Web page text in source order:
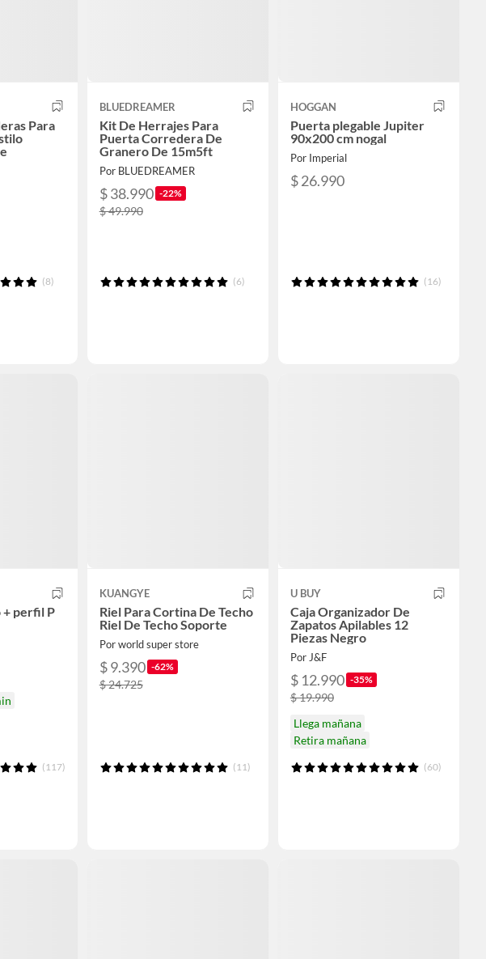
Para
(8)
BLUEDREAMER
Kit De Herrajes Para
Puerta Corredera De
Granero De 15m5ft
Por BLUEDREAMER
$ 38.990 -22%
$ 49.990
(6)
HOGGAN
Puerta plegable Jupiter
90x200 cm nogal
Por Imperial
$ 26.990
(16)
+ perfil P
(117)
KUANGYE
Riel Para Cortina De Techo
Riel De Techo Soporte
Por world super store
$ 9.390 -62%
$ 24.725
(11)
U BUY
Caja Organizador De
Zapatos Apilables 12
Piezas Negro
Por J&F
$ 12.990 -35%
$ 19.990
Llega mañana
Retira mañana
(60)